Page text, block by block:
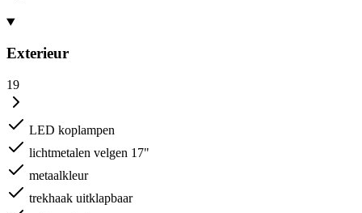
Exterieur
19
LED koplampen
lichtmetalen velgen 17"
metaalkleur
trekhaak uitklapbaar